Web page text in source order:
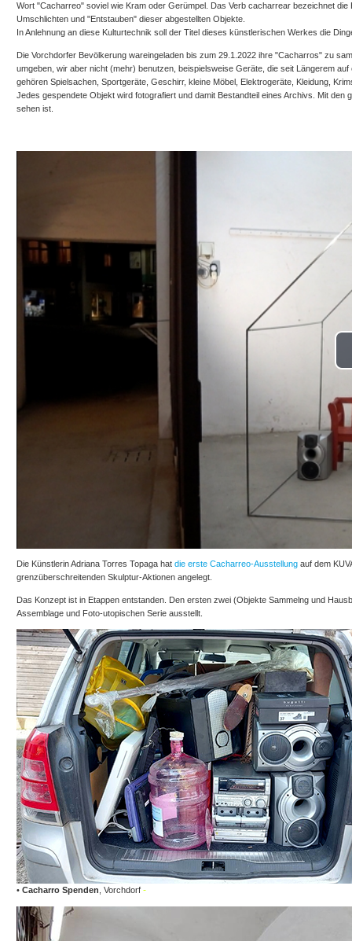
Wort "Cacharreo" soviel wie Kram oder Gerümpel. Das Verb cacharrear bezeichnet
Umschlichten und "Entstauben" dieser abgestellten Objekte.
In Anlehnung an diese Kulturtechnik soll der Titel dieses künstlerischen Werkes die
Die Vorchdorfer Bevölkerung wareingeladen bis zum 29.1.2022 ihre "Cacharros" zu
umgeben, wir aber nicht (mehr) benutzen, beispielsweise Geräte, die seit Längerem
gehören Spielsachen, Sportgeräte, Geschirr, kleine Möbel, Elektrogeräte, Kleidung,
Jedes gespendete Objekt wird fotografiert und damit Bestandteil eines Archivs. Mit
sehen ist.
Die Künstlerin Adriana Torres Topaga hat die erste Cacharreo-Ausstellung auf dem
grenzüberschreitenden Skulptur-Aktionen angelegt.
Das Konzept ist in Etappen entstanden. Den ersten zwei (Objekte Sammelng und
Assemblage und Foto-utopischen Serie ausstellt.
• Cacharro Spenden , Vorchdorf -